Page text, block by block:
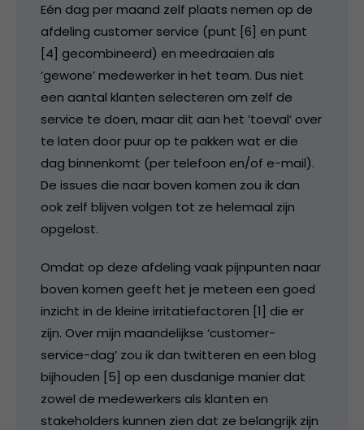
Eén dag per maand zelf plaats nemen op de
afdeling customer service (punt [6] en punt
[4] gecombineerd) en meedraaien als
‘gewone’ medewerker in het team. Dus niet
een aantal klanten selecteren om zelf de
service te doen, maar dit aan het ’toeval’ over
te laten door puur op te pakken wat er die
dag binnenkomt (per telefoon en/of e-mail).
De issues die naar boven komen zou ik dan
ook zelf blijven volgen tot ze helemaal zijn
opgelost.
Omdat op deze afdeling vaak pijnpunten naar
boven komen geeft het je meteen een goed
inzicht in de kleine irritatiefactoren [1] die er
zijn. Over mijn maandelijkse ‘customer-
service-dag’ zou ik dan twitteren en een blog
bijhouden [5] op een dusdanige manier dat
zowel de medewerkers als klanten en
stakeholders kunnen zien dat ze belangrijk zijn